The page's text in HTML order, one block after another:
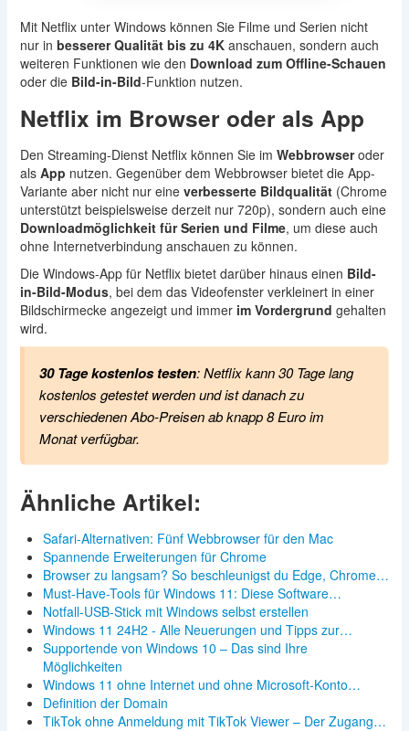
Mit Netflix unter Windows können Sie Filme und Serien nicht
nur in besserer Qualität bis zu 4Kanschauen, sondern auch
weiteren Funktionen wie den Download zum Offline-Schauen
oder die Bild-in-Bild-Funktion nutzen.
Netflix im Browser oder als App
Den Streaming-Dienst Netflix können Sie im Webbrowseroder
als App nutzen. Gegenüber dem Webbrowser bietet die App-
Variante aber nicht nur eine verbesserte Bildqualität(Chrome
unterstützt beispielsweise derzeit nur 720p), sondern auch eine
Downloadmöglichkeit für Serien und Filme, um diese auch
ohne Internetverbindung anschauen zu können.
Die Windows-App für Netflix bietet darüber hinaus einen Bild-
in-Bild-Modus, bei dem das Videofenster verkleinert in einer
Bildschirmecke angezeigt und immer im Vordergrund gehalten
wird.
30 Tage kostenlos testen: Netflix kann 30 Tage lang
kostenlos getestet werden und ist danach zu
verschiedenen Abo-Preisen ab knapp 8 Euro im
Monat verfügbar.
Ähnliche Artikel:
Safari-Alternativen: Fünf Webbrowser für den Mac
Spannende Erweiterungen für Chrome
Browser zu langsam? So beschleunigst du Edge, Chrome…
Must-Have-Tools für Windows 11: Diese Software…
Notfall-USB-Stick mit Windows selbst erstellen
Windows 11 24H2 - Alle Neuerungen und Tipps zur…
Supportende von Windows 10 – Das sind Ihre
Möglichkeiten
Windows 11 ohne Internet und ohne Microsoft-Konto…
Definition der Domain
TikTok ohne Anmeldung mit TikTok Viewer – Der Zugang…